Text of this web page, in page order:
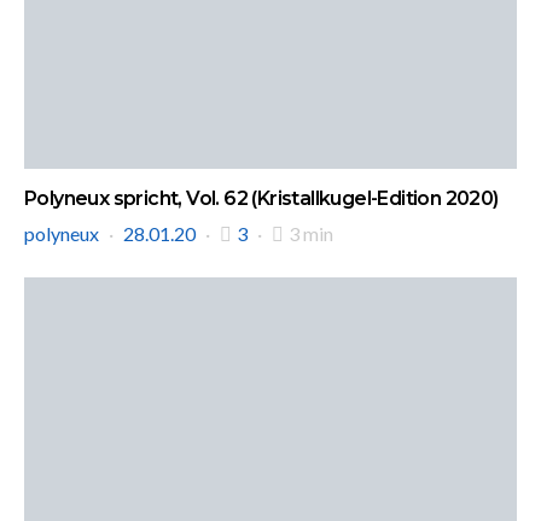
Polyneux spricht, Vol. 62 (Kristallkugel-Edition 2020)
polyneux
28.01.20 3 3 min